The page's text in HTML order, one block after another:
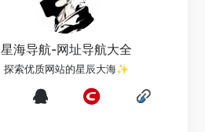
星海导航-网址导航大全
探索优质网站的星辰大海✨